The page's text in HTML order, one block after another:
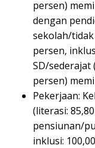
persen)
dengan
sekolah/tidak
persen,
SD/sederajat
persen)
Pekerjaan:
(literasi:
pensiunan/
inklusi: